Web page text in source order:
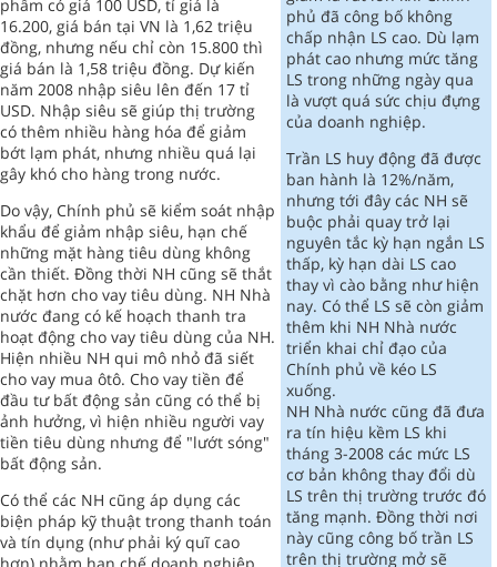
phủ đã công bố không
chấp nhận LS cao. Dù lạm
phát cao nhưng mức tăng
LS trong những ngày qua
là vượt quá sức chịu đựng
của doanh nghiệp.
Trần LS huy động đã được
ban hành là 12%/năm,
nhưng tới đây các NH sẽ
buộc phải quay trở lại
nguyên tắc kỳ hạn ngắn LS
thấp, kỳ hạn dài LS cao
thay vì cào bằng như hiện
nay. Có thể LS sẽ còn giảm
thêm khi NH Nhà nước
triển khai chỉ đạo của
Chính phủ về kéo LS
xuống.
NH Nhà nước cũng đã đưa
ra tín hiệu kềm LS khi
tháng 3-2008 các mức LS
cơ bản không thay đổi dù
LS trên thị trường trước đó
tăng mạnh. Đồng thời nơi
này cũng công bố trần LS
trên thị trường mở sẽ
phẩm có giá 100 USD, tỉ giá là
16.200, giá bán tại VN là 1,62 triệu
đồng, nhưng nếu chỉ còn 15.800 thì
giá bán là 1,58 triệu đồng. Dự kiến
năm 2008 nhập siêu lên đến 17 tỉ
USD. Nhập siêu sẽ giúp thị trường
có thêm nhiều hàng hóa để giảm
bớt lạm phát, nhưng nhiều quá lại
gây khó cho hàng trong nước.
Do vậy, Chính phủ sẽ kiểm soát nhập
khẩu để giảm nhập siêu, hạn chế
những mặt hàng tiêu dùng không
cần thiết. Đồng thời NH cũng sẽ thắt
chặt hơn cho vay tiêu dùng. NH Nhà
nước đang có kế hoạch thanh tra
hoạt động cho vay tiêu dùng của NH.
Hiện nhiều NH qui mô nhỏ đã siết
cho vay mua ôtô. Cho vay tiền để
đầu tư bất động sản cũng có thể bị
ảnh hưởng, vì hiện nhiều người vay
tiền tiêu dùng nhưng để "lướt sóng"
bất động sản.
Có thể các NH cũng áp dụng các
biện pháp kỹ thuật trong thanh toán
và tín dụng (như phải ký quĩ cao